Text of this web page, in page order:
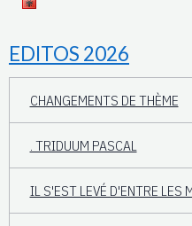
EDITOS 2026
CHANGEMENTS DE THÈME
. TRIDUUM PASCAL
IL S'EST LEVÉ D'ENTRE LES